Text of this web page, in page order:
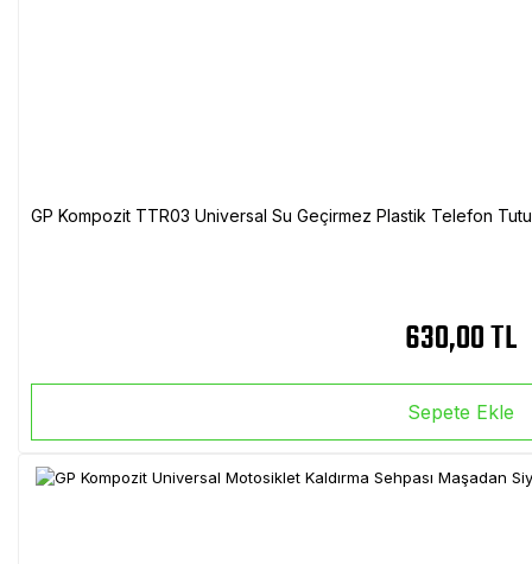
GP Kompozit TTR03 Universal Su Geçirmez Plastik Telefon
630,00 TL
Sepete Ekle